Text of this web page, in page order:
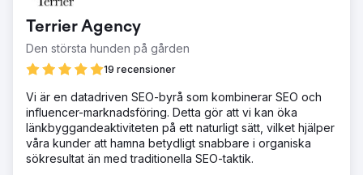
Terrier Agency
Den största hunden på gården
19 recensioner
Vi är en datadriven SEO-byrå som kombinerar SEO och
influencer-marknadsföring. Detta gör att vi kan öka
länkbyggandeaktiviteten på ett naturligt sätt, vilket hjälper
våra kunder att hamna betydligt snabbare i organiska
sökresultat än med traditionella SEO-taktik.